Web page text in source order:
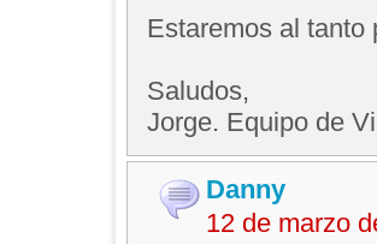
Estaremos al tanto
Saludos,
Jorge. Equipo de
Danny
12 de marzo